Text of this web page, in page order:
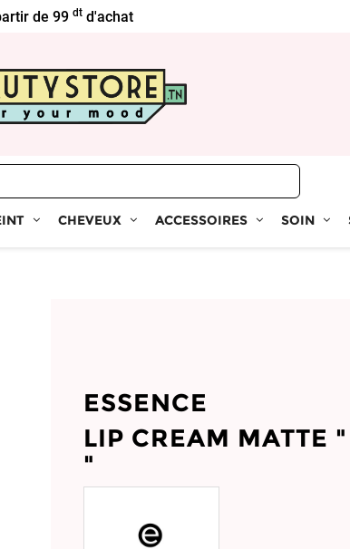
de 99dt d'achat
CHEVEUX ACCESSOIRES SOIN
ESSENCE
LIP CREAM MATTE
"